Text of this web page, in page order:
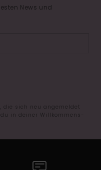
News und
sich neu angemeldet
in deiner Willkommens-